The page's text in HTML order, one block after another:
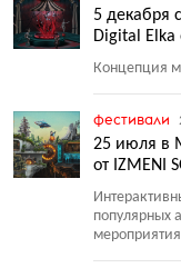
5 декабря
Digital Elka
Концепция
фестивали
25 июля в
от IZMENI
популярных
мероприятия